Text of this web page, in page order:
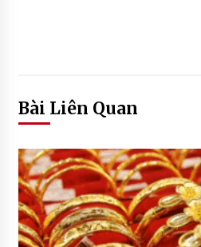
Bài Liên Quan